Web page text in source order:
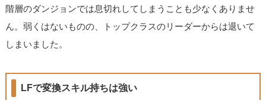
階層のダンジョンでは息切れしてしまうことも少なくありませ
ん。弱くはないものの、トップクラスのリーダーからは退いて
しまいました。
LFで変換スキル持ちは強い